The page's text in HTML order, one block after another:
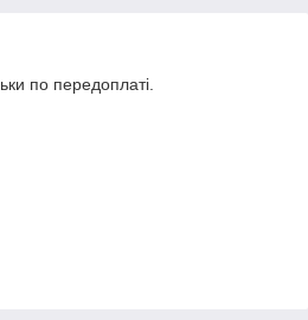
по передоплаті.